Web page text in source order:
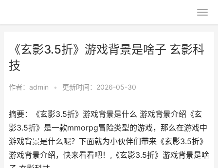
《玄影3.5折》游戏背景是啥子 玄影科
技
作者： admin • 更新时间：2026-05-30
摘要：《玄影3.5折》游戏背景是什么 游戏背景介绍《玄
影3.5折》是一款mmorpg冒险类型的游戏，那么在游戏中
游戏背景是什么呢？下面就为小伙伴们带来《玄影3.5折》
游戏背景介绍，快来看看吧！,《玄影3.5折》游戏背景是啥